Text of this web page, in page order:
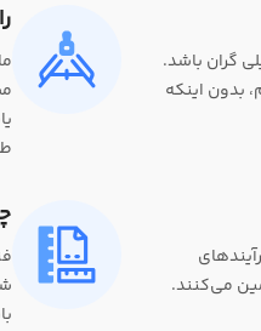
گران باشد.
بدون اینکه
می‌کنند.